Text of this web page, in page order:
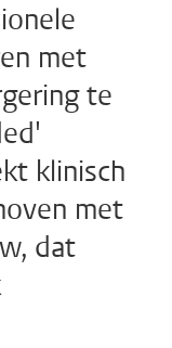
met
te
klinisch
met
dat